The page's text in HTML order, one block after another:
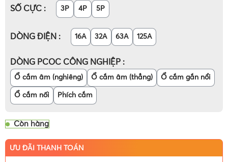
SỐ CỰC 3P 4P 5P
DÒNG ĐIỆN 16A 32A 63A 125A
DÒNG PCOC CÔNG NGHIỆP
Ổ cắm âm (nghiêng) Ổ cắm âm (thẳng) Ổ cắm gắn nổi
Ổ cắm nối Phích cắm
Còn hàng
ƯU ĐÃI THANH TOÁN